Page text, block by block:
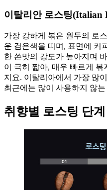
이탈리안 로스팅(Italian
가장 강하게 볶은 원두의 로
운 검은색을 띠며, 표면에 커
한 쓴맛의 강도가 높아지며
이 극히 짧아, 매우 빠르게
지요. 이탈리아에서 가장 많
최근에는 많이 사용하지 않
취향별 로스팅 단